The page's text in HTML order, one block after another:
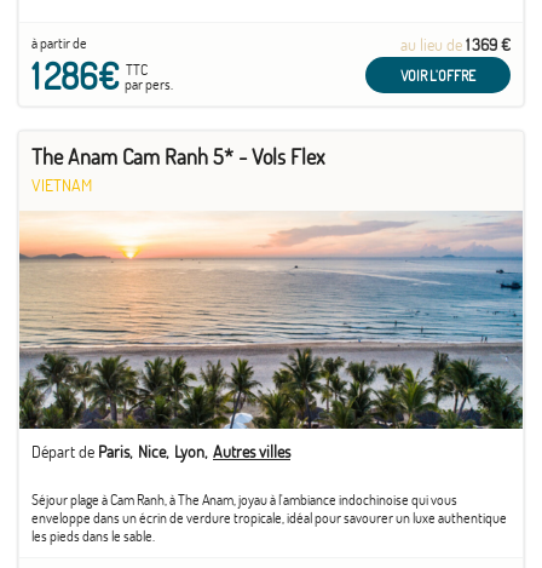
à partir de
1 286€TTC
par pers.
au lieu de1 369 €
VOIR L'OFFRE
The Anam Cam Ranh 5* - Vols Flex
VIETNAM
Départ de Paris Nice Lyon Autres villes
Séjour plage à Cam Ranh, à The Anam, joyau à l'ambiance indochinoise qui vous
enveloppe dans un écrin de verdure tropicale, idéal pour savourer un luxe authentique
les pieds dans le sable.